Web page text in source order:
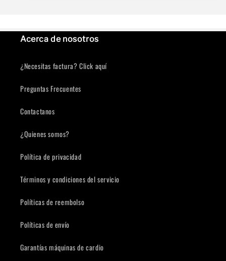
Compra ahora y paga a meses
Acerca de nosotros
¿Necesitas factura? Click aquí
Preguntas Frecuentes
Contactanos
¿Quienes somos?
Política de privacidad
Términos y condiciones del servicio
Políticas de reembolso
Políticas de envío
Garantías máquinas de cardio
de deseos y ver los artículos guardados anteriormente.